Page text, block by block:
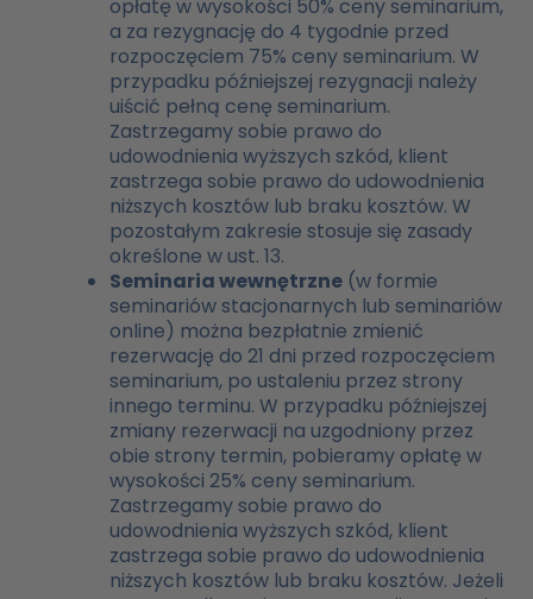
opłatę w wysokości 50% ceny seminarium,
a za rezygnację do 4 tygodnie przed
rozpoczęciem 75% ceny seminarium. W
przypadku późniejszej rezygnacji należy
uiścić pełną cenę seminarium.
Zastrzegamy sobie prawo do
udowodnienia wyższych szkód, klient
zastrzega sobie prawo do udowodnienia
niższych kosztów lub braku kosztów. W
pozostałym zakresie stosuje się zasady
określone w ust. 13.
Seminaria wewnętrzne (w formie
seminariów stacjonarnych lub seminariów
online) można bezpłatnie zmienić
rezerwację do 21 dni przed rozpoczęciem
seminarium, po ustaleniu przez strony
innego terminu. W przypadku późniejszej
zmiany rezerwacji na uzgodniony przez
obie strony termin, pobieramy opłatę w
wysokości 25% ceny seminarium.
Zastrzegamy sobie prawo do
udowodnienia wyższych szkód, klient
zastrzega sobie prawo do udowodnienia
niższych kosztów lub braku kosztów. Jeżeli